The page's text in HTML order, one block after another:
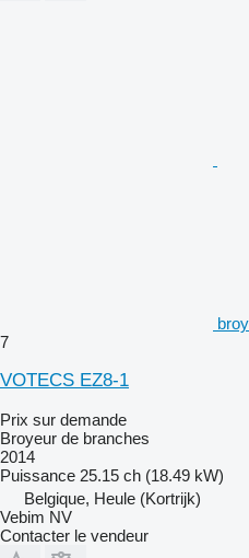
7
VOTECS EZ8-1
Prix sur demande
Broyeur de branches
2014
Puissance 25.15 ch (18.49 kW)
Belgique, Heule (Kortrijk)
Vebim NV
Contacter le vendeur